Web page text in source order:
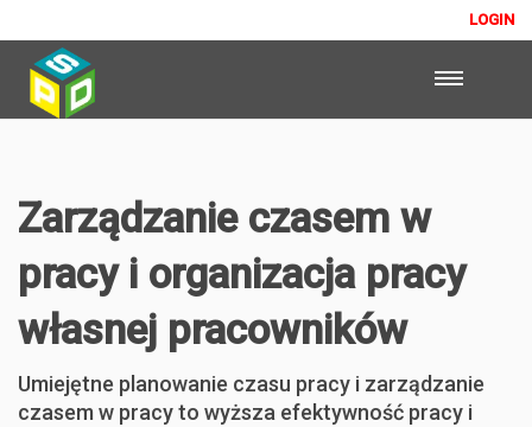
LOGIN
Zarządzanie czasem w
pracy i organizacja pracy
własnej pracowników
Umiejętne planowanie czasu pracy i zarządzanie
czasem w pracy to wyższa efektywność pracy i